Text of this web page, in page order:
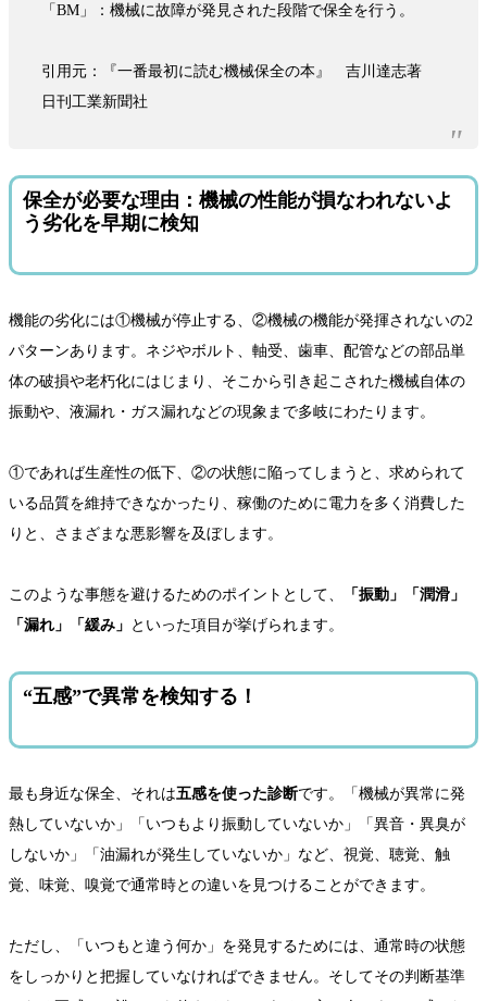
「BM」：機械に故障が発見された段階で保全を行う。
引用元：『一番最初に読む機械保全の本』 吉川達志著
日刊工業新聞社
保全が必要な理由：機械の性能が損なわれないよ
う劣化を早期に検知
機能の劣化には①機械が停止する、②機械の機能が発揮されないの2
パターンあります。ネジやボルト、軸受、歯車、配管などの部品単
体の破損や老朽化にはじまり、そこから引き起こされた機械自体の
振動や、液漏れ・ガス漏れなどの現象まで多岐にわたります。
①であれば生産性の低下、②の状態に陥ってしまうと、求められて
いる品質を維持できなかったり、稼働のために電力を多く消費した
りと、さまざまな悪影響を及ぼします。
このような事態を避けるためのポイントとして、
「振動」「潤滑」
「漏れ」「緩み」 といった項目が挙げられます。
“五感”で異常を検知する！
最も身近な保全、それは五感を使った診断です。「機械が異常に発
熱していないか」「いつもより振動していないか」「異音・異臭が
しないか」「油漏れが発生していないか」など、視覚、聴覚、触
覚、味覚、嗅覚で通常時との違いを見つけることができます。
ただし、「いつもと違う何か」を発見するためには、通常時の状態
をしっかりと把握していなければできません。そしてその判断基準